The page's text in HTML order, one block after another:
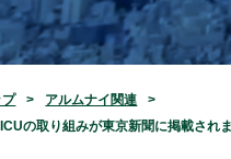
プ
アルムナイ関連
の取り組みが東京新聞に掲載され